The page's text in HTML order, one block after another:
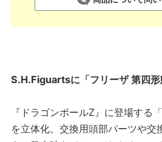
S.H.Figuartsに「フリーザ 第四形
『ドラゴンボールZ』に登場する
を立体化。交換用頭部パーツや交